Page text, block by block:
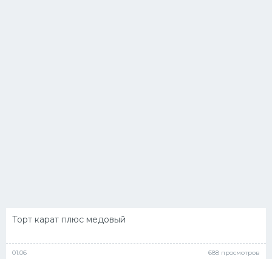
Торт карат плюс медовый
01.06 688 просмотров